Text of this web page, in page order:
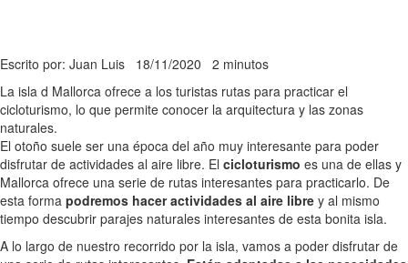
Escrito por: Juan Luis 18/11/2020 2 minutos
La isla d Mallorca ofrece a los turistas rutas para practicar el
cicloturismo, lo que permite conocer la arquitectura y las zonas
naturales.
El otoño suele ser una época del año muy interesante para poder
disfrutar de actividades al aire libre. El cicloturismo es una de ellas y
Mallorca ofrece una serie de rutas interesantes para practicarlo. De
esta forma podremos hacer actividades al aire libre y al mismo
tiempo descubrir parajes naturales interesantes de esta bonita isla.
A lo largo de nuestro recorrido por la isla, vamos a poder disfrutar de